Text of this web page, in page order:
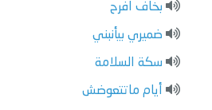
بخاف افرح
ضميري بيأنبني
سكة السلامة
أيام ماتتعوضش